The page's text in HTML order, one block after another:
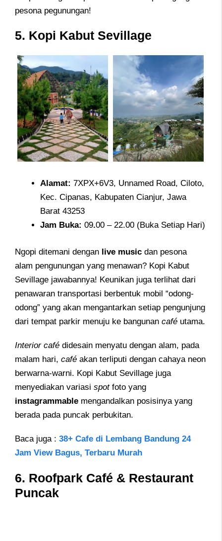
pesona pegunungan!
5. Kopi Kabut Sevillage
Alamat: 7XPX+6V3, Unnamed Road, Ciloto,
Kec. Cipanas, Kabupaten Cianjur, Jawa
Barat 43253
Jam Buka: 09.00 – 22.00 (Buka Setiap Hari)
Ngopi ditemani dengan live music dan pesona
alam pengunungan yang menawan? Kopi Kabut
Sevillage jawabannya! Keunikan juga terlihat dari
penawaran transportasi berbentuk mobil “odong-
odong” yang akan mengantarkan setiap pengunjung
dari tempat parkir menuju ke bangunan café utama.
Interior café didesain menyatu dengan alam, pada
malam hari, café akan terliputi dengan cahaya neon
berwarna-warni. Kopi Kabut Sevillage juga
menyediakan variasi spotfoto yang
instagrammable mengandalkan posisinya yang
berada pada puncak perbukitan.
Baca juga : 38+ Cafe di Lembang Bandung 24
Jam View Bagus, Terbaru Murah
6. Roofpark Café & Restaurant
Puncak